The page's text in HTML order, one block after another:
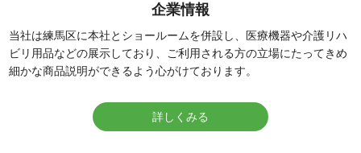
企業情報
当社は練馬区に本社とショールームを併設し、医療機器や介護リハ
ビリ用品などの展示しており、ご利用される方の立場にたってきめ
細かな商品説明ができるよう心がけております。
詳しくみる